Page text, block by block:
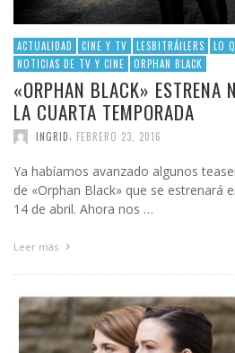
ACTUALIDAD CINE Y TV LESBITRÁILERS
LO
NOTICIAS DE TV Y CINE
ORPHAN BLACK
«ORPHAN BLACK» ESTRENA
LA CUARTA TEMPORADA
INGRID FEBRERO 23, 2016
Ya habíamos avanzado algunos
de «Orphan Black» que se estrenará
14 de abril. Ahora nos …
Leer más